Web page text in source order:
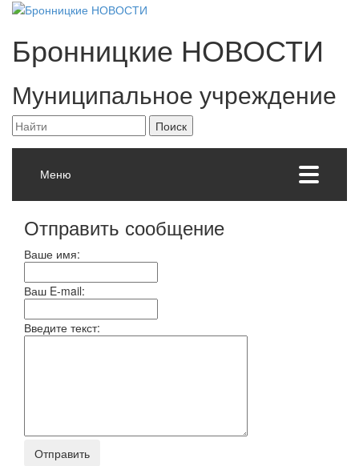
Бронницкие НОВОСТИ
Муниципальное учреждение
Меню
Отправить сообщение
Ваше имя:
Ваш E-mail:
Введите текст: